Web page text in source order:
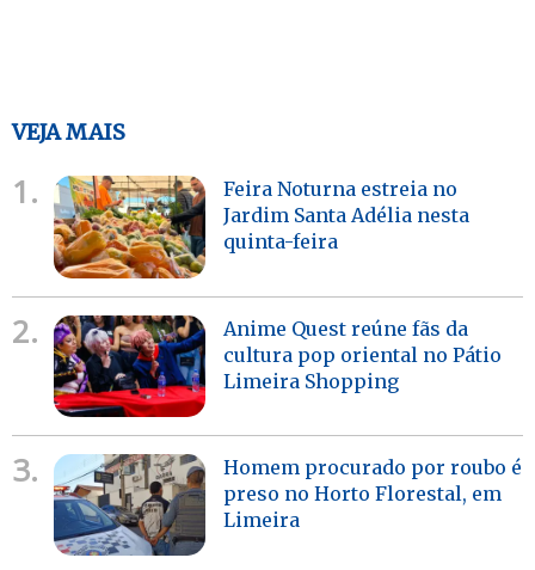
VEJA MAIS
1.
Feira Noturna estreia no
Jardim Santa Adélia nesta
quinta-feira
2.
Anime Quest reúne fãs da
cultura pop oriental no Pátio
Limeira Shopping
3.
Homem procurado por roubo é
preso no Horto Florestal, em
Limeira